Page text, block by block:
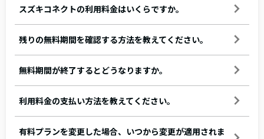
スズキコネクトの利用料金はいくらですか。
残りの無料期間を確認する方法を教えてください。
無料期間が終了するとどうなりますか。
利用料金の支払い方法を教えてください。
有料プランを変更した場合、いつから変更が適用されま